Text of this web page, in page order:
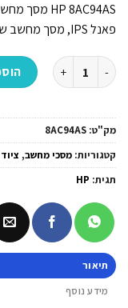
פאנל IPS, מסך מחשב שטוח ועוד, כולל אחריות 3 שנים .
כמות של מסך מחשב 27 אינץ' רזולוציה 2K 2560X1440 גבוהה HP | 8AC94AS | 27I | Omen | IPS | 165Hz
מק"ט: 8AC94AS
קטגוריות: מסכי מחשב,
תגית: HP
תיאור
מידע נוסף